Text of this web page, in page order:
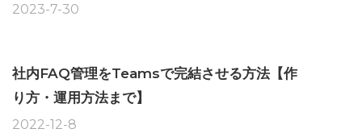
2023-7-30
社内FAQ管理をTeamsで完結させる方法【作
り方・運用方法まで】
2022-12-8